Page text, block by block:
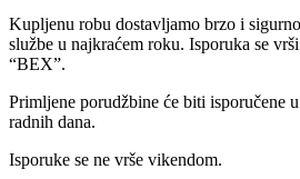
Kupljenu robu dostavljamo brzo i
službe u najkraćem roku. Isporuka se
“BEX”.
Primljene porudžbine će biti isporučene
radnih dana.
Isporuke se ne vrše vikendom.